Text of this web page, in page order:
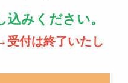
みください。
受付は終了いたし